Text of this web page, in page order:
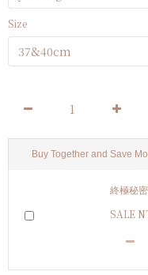
Size
Buy Together and Save
終極秘
SALE